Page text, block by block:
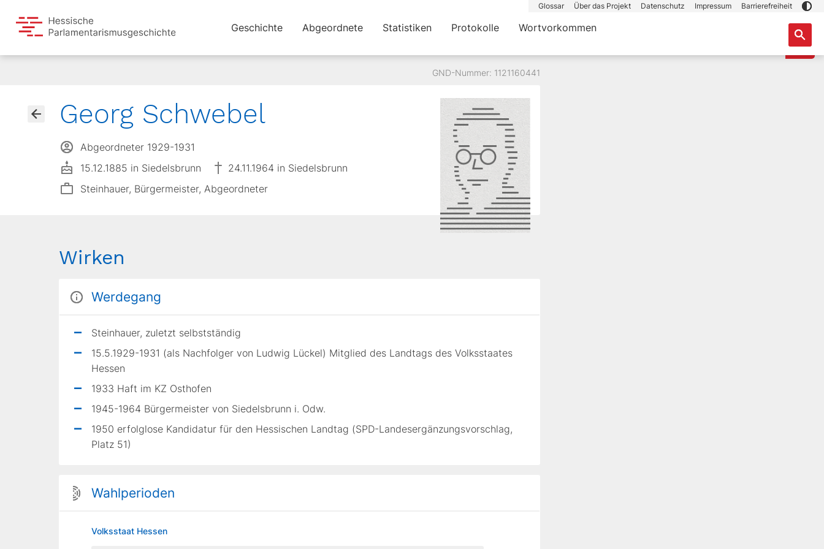
Glossar Über das Projekt Datenschutz Impressum Barrierefreiheit
Geschichte Abgeordnete Statistiken Protokolle Wortvorkommen
GND-Nummer: 1121160441
Georg Schwebel
Abgeordneter 1929-1931
15.12.1885 in Siedelsbrunn
24.11.1964 in Siedelsbrunn
Steinhauer, Bürgermeister, Abgeordneter
Wirken
Werdegang
Steinhauer, zuletzt selbstständig
15.5.1929-1931 (als Nachfolger von Ludwig Lückel) Mitglied des Landtags des Volksstaates
Hessen
1933 Haft im KZ Osthofen
1945-1964 Bürgermeister von Siedelsbrunn i. Odw.
1950 erfolglose Kandidatur für den Hessischen Landtag (SPD-Landesergänzungsvorschlag,
Platz 51)
Wahlperioden
Volksstaat Hessen